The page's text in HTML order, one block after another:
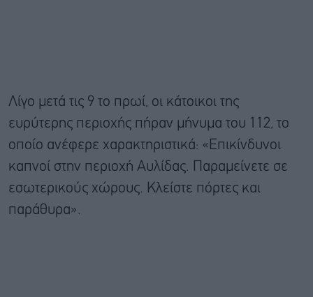
Λίγο μετά τις 9 το πρωί, οι κάτοικοι της
ευρύτερης περιοχής πήραν μήνυμα του 112, το
οποίο ανέφερε χαρακτηριστικά: «Επικίνδυνοι
καπνοί στην περιοχή Αυλίδας. Παραμείνετε σε
εσωτερικούς χώρους. Κλείστε πόρτες και
παράθυρα».